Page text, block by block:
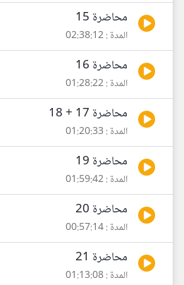
محاضرة 15
المدة : 02:38:12
محاضرة 16
المدة : 01:28:22
محاضرة 17 + 18
المدة : 01:20:33
محاضرة 19
المدة : 01:59:42
محاضرة 20
المدة : 00:57:14
محاضرة 21
المدة : 01:13:08